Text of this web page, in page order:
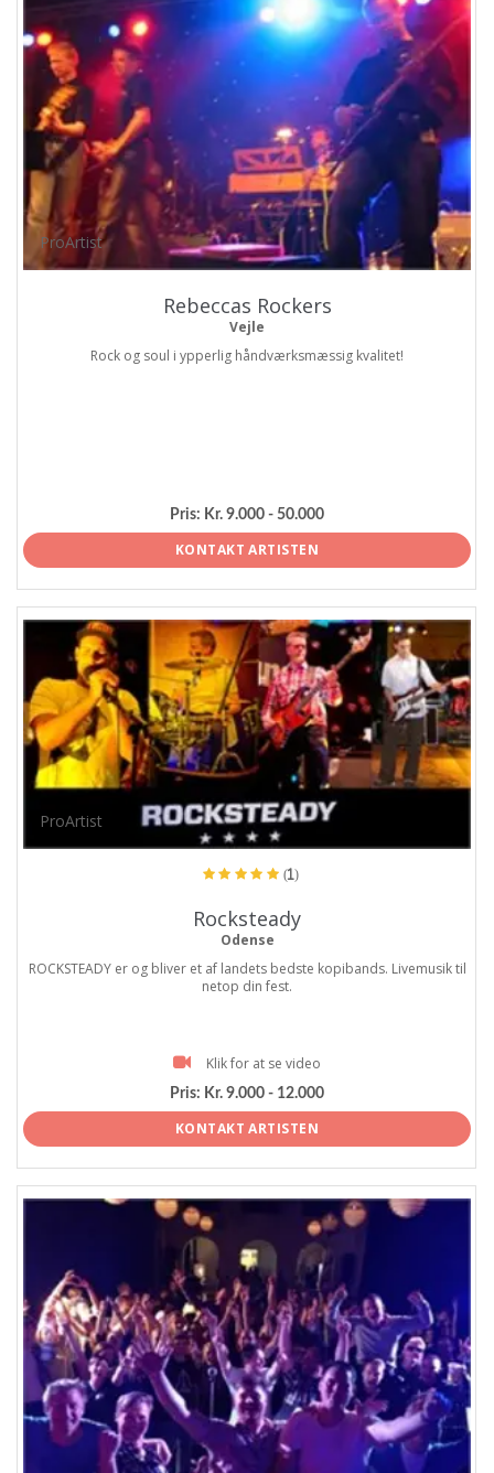
ProArtist
Rebeccas Rockers
Vejle
Rock og soul i ypperlig håndværksmæssig kvalitet!
Pris: Kr. 9.000 - 50.000
KONTAKT ARTISTEN
ProArtist
(1)
Rocksteady
Odense
ROCKSTEADY er og bliver et af landets bedste kopibands. Livemusik til
netop din fest.
Klik for at se video
Pris: Kr. 9.000 - 12.000
KONTAKT ARTISTEN